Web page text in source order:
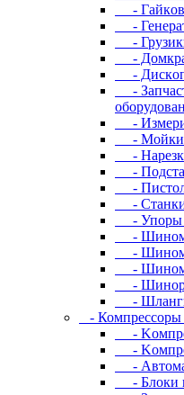
-
-
-
-
-
-
-
- Мойки
-
-
-
- Станки
- Упopы
-
-
-
-
- Шлaнги
- Компрессоры
-
-
-
- Блоки